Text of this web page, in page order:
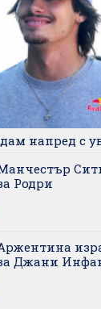
напред с
Родри
Джани